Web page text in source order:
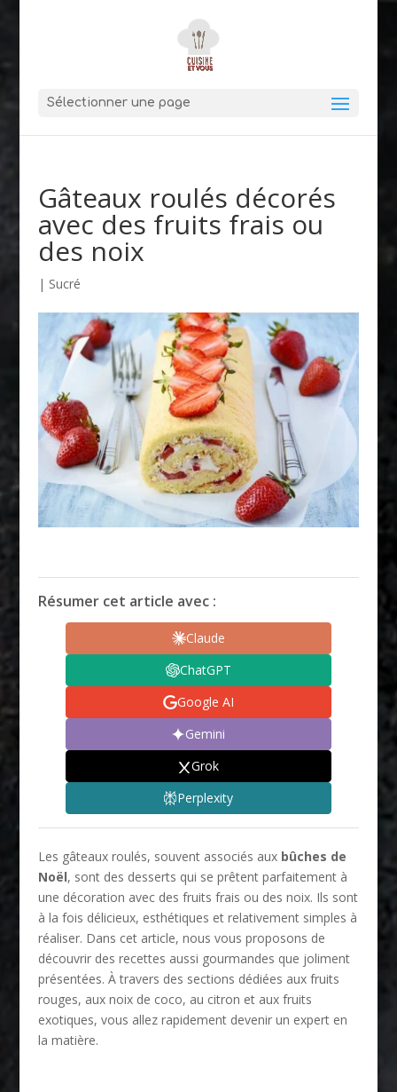
Sélectionner une page
Gâteaux roulés décorés
avec des fruits frais ou
des noix
| Sucré
Résumer cet article avec :
Claude
ChatGPT
Google AI
Gemini
Grok
Perplexity
Les gâteaux roulés, souvent associés aux bûches de
Noël, sont des desserts qui se prêtent parfaitement à
une décoration avec des fruits frais ou des noix. Ils sont
à la fois délicieux, esthétiques et relativement simples à
réaliser. Dans cet article, nous vous proposons de
découvrir des recettes aussi gourmandes que joliment
présentées. À travers des sections dédiées aux fruits
rouges, aux noix de coco, au citron et aux fruits
exotiques, vous allez rapidement devenir un expert en
la matière.